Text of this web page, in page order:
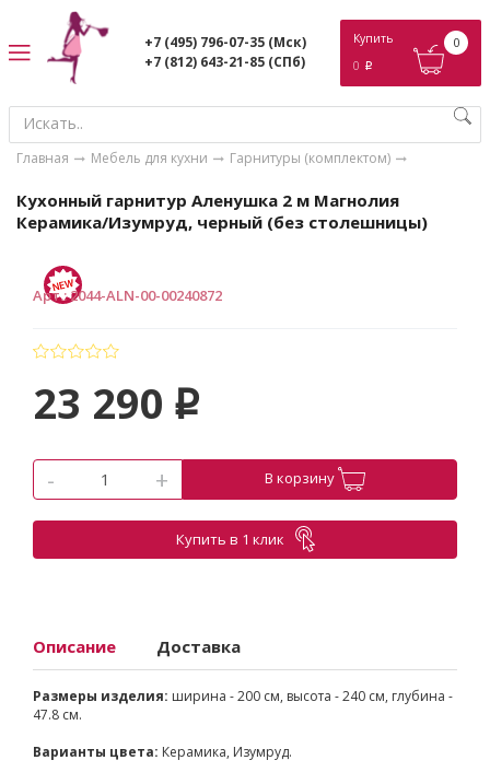
+7 (495) 796-07-35 (Мск)
+7 (812) 643-21-85 (СПб)
Купить
0 p
0
Главная Мебель для кухни Гарнитуры (комплектом)
Кухонный гарнитур Аленушка 2 м Магнолия
Керамика/Изумруд, черный (без столешницы)
Арт.:2044-ALN-00-00240872
23 290 p
- + В корзину
Купить в 1 клик
Описание Доставка
Размеры изделия: ширина - 200 см, высота - 240 см, глубина -
47.8 см.
Варианты цвета: Керамика, Изумруд.